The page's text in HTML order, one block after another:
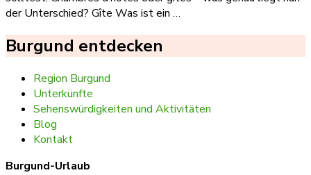
der Unterschied? Gîte Was ist ein …
Burgund entdecken
Region Burgund
Unterkünfte
Sehenswürdigkeiten und Aktivitäten
Blog
Kontakt
Burgund-Urlaub